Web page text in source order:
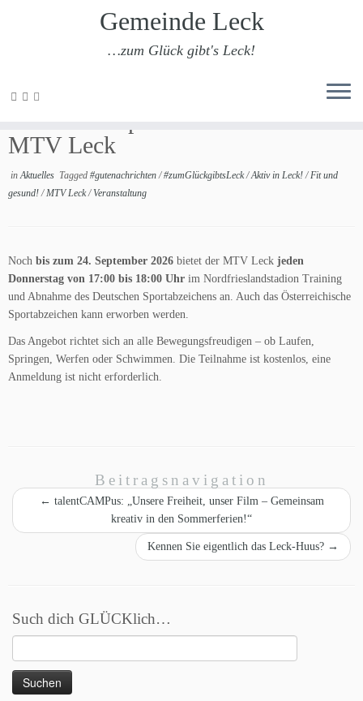
Zum
Gemeinde Leck
…zum Glück gibt's Leck!
MTV Leck
inAktuelles Tagged #gutenachrichten/#zumGlückgibtsLeck/Aktiv in Leck!/Fit und
gesund!/MTV Leck/Veranstaltung
Noch bis zum 24. September 2026 bietet der MTV Leck jeden
Donnerstag von 17:00 bis 18:00 Uhr im Nordfrieslandstadion Training
und Abnahme des Deutschen Sportabzeichens an. Auch das Österreichische
Sportabzeichen kann erworben werden.
Das Angebot richtet sich an alle Bewegungsfreudigen – ob Laufen,
Springen, Werfen oder Schwimmen. Die Teilnahme ist kostenlos, eine
Anmeldung ist nicht erforderlich.
Beitragsnavigation
← talentCAMPus: „Unsere Freiheit, unser Film – Gemeinsam
kreativ in den Sommerferien!“
Kennen Sie eigentlich das Leck-Huus? →
Such dich GLÜCKlich…
nach: